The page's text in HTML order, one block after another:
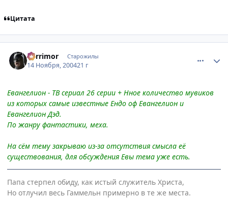
Цитата
Berrimor Старожилы
14 Ноября, 200421 г
Евангелион - ТВ сериал 26 серии + Нное количество мувиков
из которых самые известные Ендо оф Евангелион и
Евангелион Дэд.
По жанру фантастики, меха.
На сём тему закрываю из-за отсутствия смысла её
существования, для обсуждения Евы тема уже есть.
Папа стерпел обиду, как истый служитель Христа,
Но отлучил весь Гаммельн примерно в те же места.